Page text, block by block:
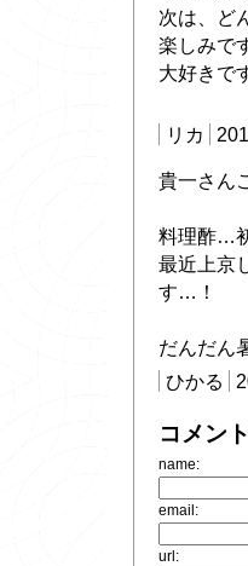
次は、ど
楽しみで
大好きで
リカ
貴一さん
料理酢…
最近上京
す…！
だんだん
ひかる
コメン
name:
email:
url: